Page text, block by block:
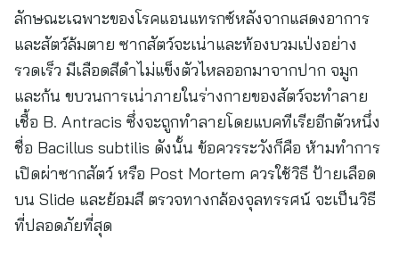
ลักษณะเฉพาะของโรคแอนแทรกซ์หลังจากแสดงอาการ
และสัตว์ล้มตาย ซากสัตว์จะเน่าและท้องบวมเป่งอย่าง
รวดเร็ว มีเลือดสีดำไม่แข็งตัวไหลออกมาจากปาก จมูก
และก้น ขบวนการเน่าภายในร่างกายของสัตว์จะทำลาย
เชื้อ B. Antracis ซึ่งจะถูกทำลายโดยแบคทีเรียอีกตัวหนึ่ง
ชื่อ Bacillus subtilis ดังนั้น ข้อควรระวังก็คือ ห้ามทำการ
เปิดผ่าซากสัตว์ หรือ Post Mortem ควรใช้วิธี ป้ายเลือด
บน Slide และย้อมสี ตรวจทางกล้องจุลทรรศน์ จะเป็นวิธี
ที่ปลอดภัยที่สุด